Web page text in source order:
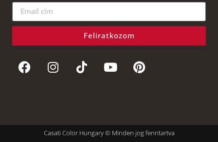
Feliratkozom
Casati Color Hungary © Minden jog fenntartva